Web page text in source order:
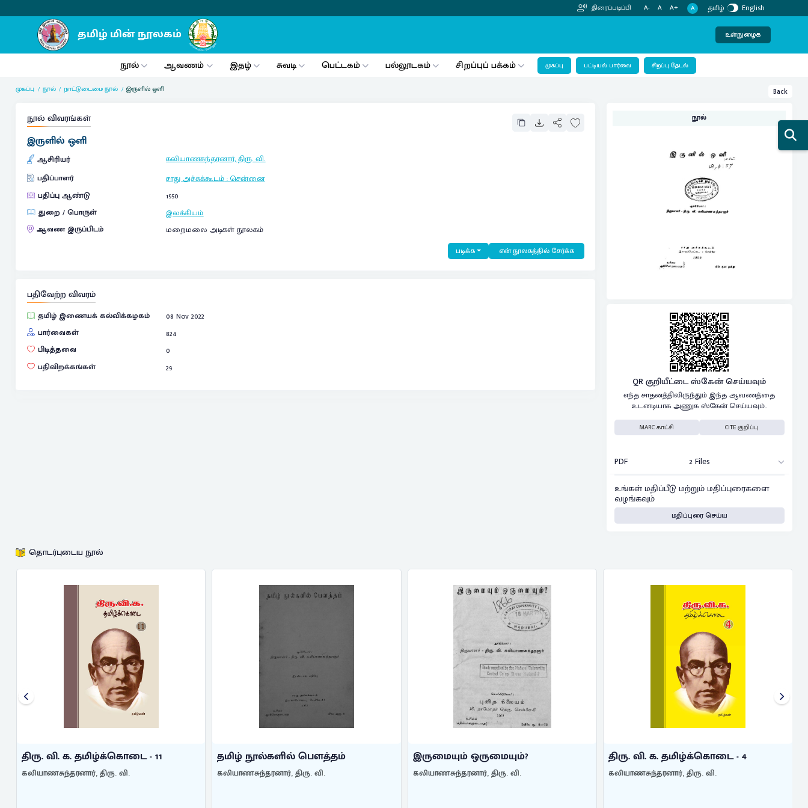
திரைப்படிப்பி A- A A+ A தமிழ் English
உள்நுழைக
நூல் ஆவணம் இதழ் சுவடி பெட்டகம் பல்லூடகம் சிறப்புப் பக்கம் முகப்பு பட்டியல் பார்வை சிறப்பு தேடல்
முகப்பு நூல் நாட்டுடைமை நூல் இருளில் ஒளி Back
நூல் விவரங்கள்
இருளில் ஒளி
ஆசிரியர்
கலியாணசுந்தரனார், திரு. வி.
பதிப்பாளர்
சாது அச்சுக்கூடம்:சென்னை
பதிப்பு ஆண்டு
1950
துறை / பொருள்
இலக்கியம்
ஆவண இருப்பிடம்
மறைமலை அடிகள் நூலகம்
படிக்க என் நூலகத்தில் சேர்க்க
பதிவேற்ற விவரம்
தமிழ் இணையக் கல்விக்கழகம்
08 Nov 2022
பார்வைகள்
824
பிடித்தவை
0
பதிவிறக்கங்கள்
29
நூல்
QR குறியீட்டை ஸ்கேன் செய்யவும்
எந்த சாதனத்திலிருந்தும் இந்த ஆவணத்தை
உடனடியாக அணுக ஸ்கேன் செய்யவும்..
MARC காட்சி CITE குறிப்பு
PDF 2 Files
உங்கள் மதிப்பீடு மற்றும் மதிப்புரைகளை
வழங்கவும்
மதிப்புரை செய்ய
தொடர்புடைய நூல்
திரு. வி. க. தமிழ்க்கொடை - 11
கலியாணசுந்தரனார், திரு. வி.
தமிழ் நூல்களில் பௌத்தம்
கலியாணசுந்தரனார், திரு. வி.
இருமையும் ஒருமையும்?
கலியாணசுந்தரனார், திரு. வி.
திரு. வி. க. தமிழ்க்கொடை - 4
கலியாணசுந்தரனார், திரு. வி.